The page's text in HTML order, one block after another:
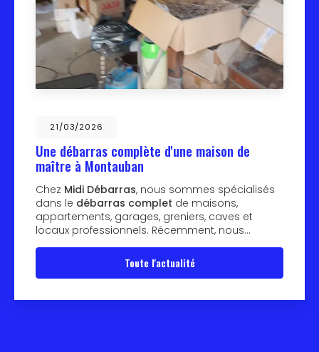
21/03/2026
Une débarras complète d'une maison de
maître à Montauban
Chez Midi Débarras, nous sommes spécialisés
dans le débarras complet de maisons,
appartements, garages, greniers, caves et
locaux professionnels. Récemment, nous…
Toute l'actualité